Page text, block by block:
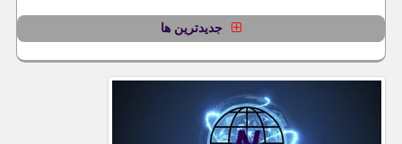
جدیدترین ها